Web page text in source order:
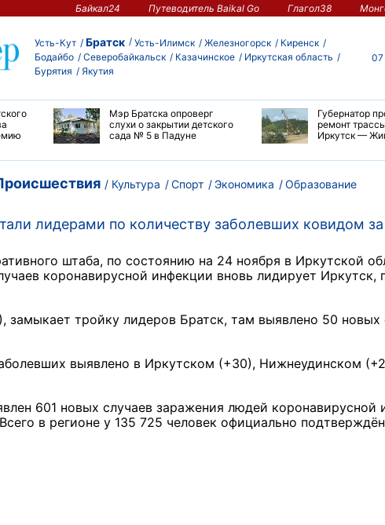
Байкал24 Путеводитель Baikal Go Глагол38
Усть-Кут Братск Усть-Илимск Железногорск
Киренск
Бодайбо
Северобайкальск Казачинское
Иркутская область
Бурятия
Якутия
07
Мэр Братска опроверг
слухи о закрытии детского
сада № 5 в Падуне
Губернатор
ремонт трассы
Иркутск —
Культура Спорт Экономика Образование
лидерами по количеству заболевших ковидом
штаба, по состоянию на 24 ноября в Иркутской
коронавирусной инфекции вновь лидирует Иркутск,
замыкает тройку лидеров Братск, там выявлено 50 новых
выявлено в Иркутском (+30), Нижнеудинском
601 новых случаев заражения людей коронавирусной
в регионе у 135 725 человек официально